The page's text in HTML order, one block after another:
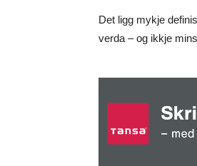
Det ligg mykje
verda – og ikkje